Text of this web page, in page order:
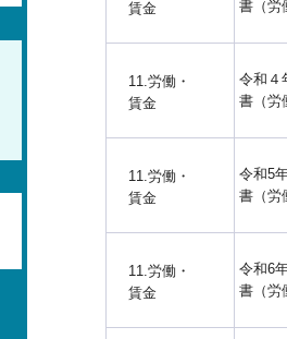
賃金
書（労
11.労働・
賃金
令和４
書（労
11.労働・
賃金
令和5
書（労
11.労働・
賃金
令和6
書（労